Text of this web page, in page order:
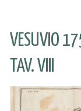
VESUVIO
TAV. VIII